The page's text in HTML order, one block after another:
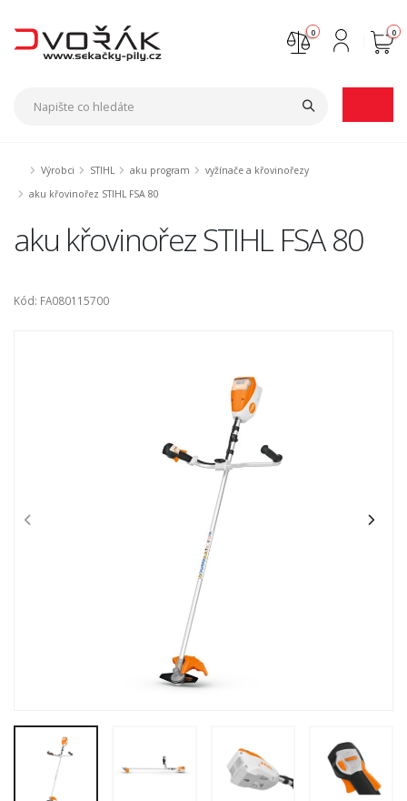
0
0
Výrobci STIHL aku program
vyžínače a křovinořezy
aku křovinořez STIHL FSA 80
aku křovinořez STIHL FSA 80
Kód: FA080115700